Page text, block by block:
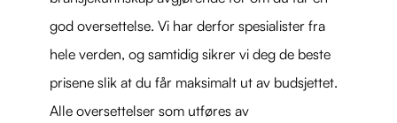
god oversettelse. Vi har derfor spesialister fra
hele verden, og samtidig sikrer vi deg de beste
prisene slik at du får maksimalt ut av budsjettet.
Alle oversettelser som utføres av